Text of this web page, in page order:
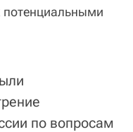
потенциальными
по вопросам